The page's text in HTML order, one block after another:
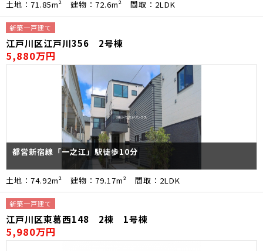
土地：71.85m² 建物：72.6m² 間取：2LDK
新築一戸建て
江戸川区江戸川356 2号棟
5,880万円
都営新宿線「一之江」駅徒歩10分
土地：74.92m² 建物：79.17m² 間取：2LDK
新築一戸建て
江戸川区東葛西148 2棟 1号棟
5,980万円